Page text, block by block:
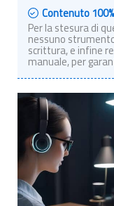
Contenuto
Per la stesura di
nessuno
scrittura, e infine
manuale, per